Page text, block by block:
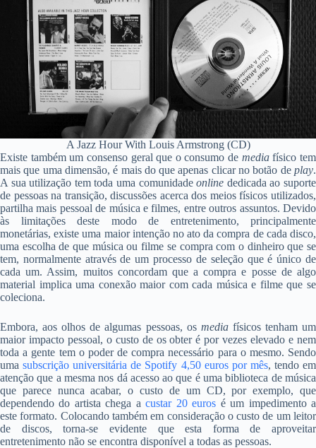
A Jazz Hour With Louis Armstrong (CD)
Existe também um consenso geral que o consumo de mediafísico tem
mais que uma dimensão, é mais do que apenas clicar no botão de play.
A sua utilização tem toda uma comunidadeonline dedicada ao suporte
de pessoas na transição, discussões acerca dos meios físicos utilizados,
partilha mais pessoal de música e filmes, entre outros assuntos. Devido
às limitações deste modo de entretenimento, principalmente
monetárias, existe uma maior intenção no ato da compra de cada disco,
uma escolha de que música ou filme se compra com o dinheiro que se
tem, normalmente através de um processo de seleção que é único de
cada um. Assim, muitos concordam que a compra e posse de algo
material implica uma conexão maior com cada música e filme que se
coleciona.
Embora, aos olhos de algumas pessoas, os media físicos tenham um
maior impacto pessoal, o custo de os obter é por vezes elevado e nem
toda a gente tem o poder de compra necessário para o mesmo. Sendo
umasubscrição universitária de Spotify 4,50 euros por mês, tendo em
atenção que a mesma nos dá acesso ao que é uma biblioteca de música
que parece nunca acabar, o custo de um CD, por exemplo, que
dependendo do artista chega acustar 20 euros é um impedimento a
este formato. Colocando também em consideração o custo de um leitor
de discos, torna-se evidente que esta forma de aproveitar
entretenimento não se encontra disponível a todas as pessoas.